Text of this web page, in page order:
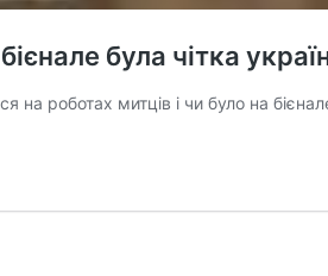
була чітка
на роботах митців і чи було на